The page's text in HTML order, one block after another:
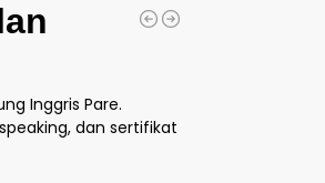
Inggris Pare.
dan sertifikat